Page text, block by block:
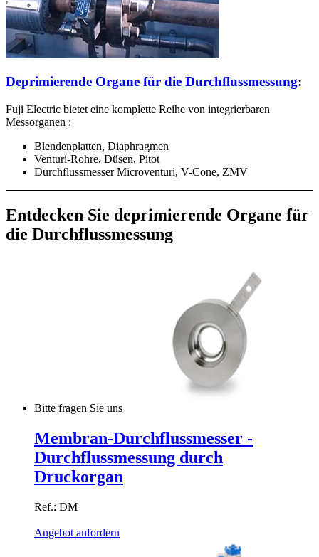
Deprimierende Organe für die Durchflussmessung:
Fuji Electric bietet eine komplette Reihe von integrierbaren
Messorganen :
Blendenplatten, Diaphragmen
Venturi-Rohre, Düsen, Pitot
Durchflussmesser Microventuri, V-Cone, ZMV
Entdecken Sie deprimierende Organe für
die Durchflussmessung
Bitte fragen Sie uns
Membran-Durchflussmesser -
Durchflussmessung durch
Druckorgan
Ref.: DM
Angebot anfordern